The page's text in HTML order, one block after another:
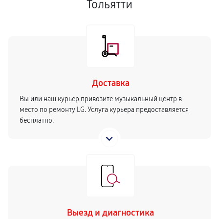
Тольятти
Доставка
Вы или наш курьер привозите музыкальный центр в
место по ремонту LG. Услуга курьера предоставляется
бесплатно.
Выезд и диагностика